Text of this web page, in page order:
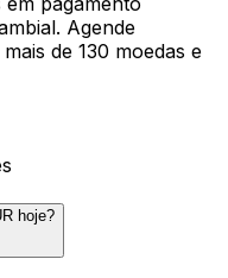
Agende
de 130 moedas e
hoje?